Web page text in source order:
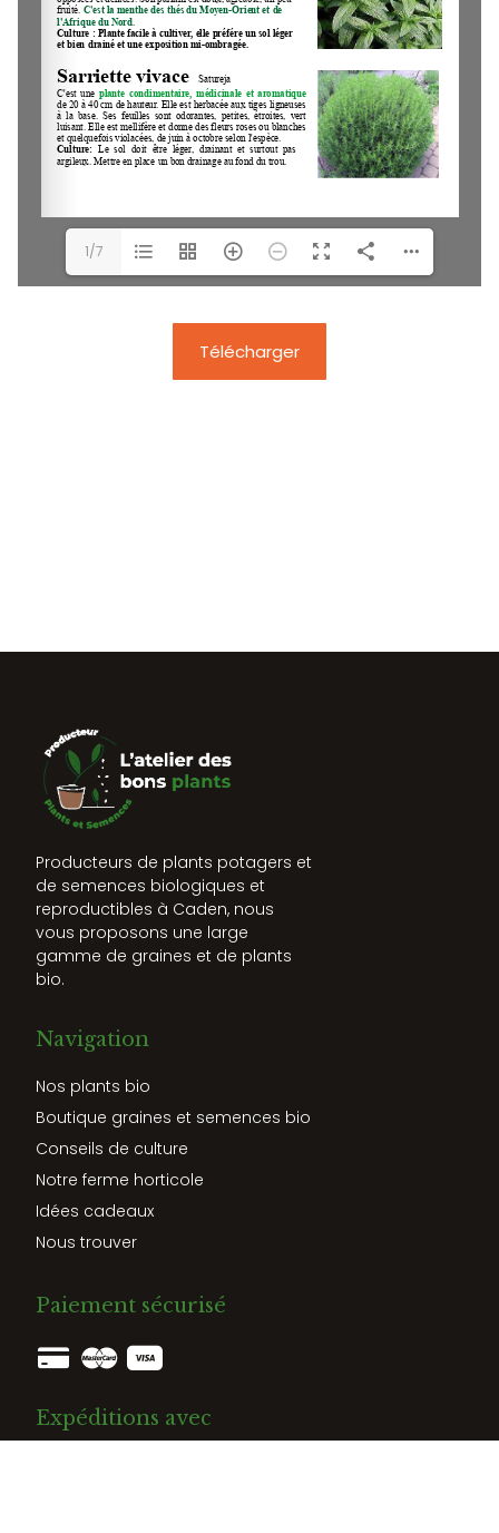
1/7
Télécharger
Producteurs de plants potagers et
de semences biologiques et
reproductibles à Caden, nous
vous proposons une large
gamme de graines et de plants
bio.
Navigation
Nos plants bio
Boutique graines et semences bio
Conseils de culture
Notre ferme horticole
Idées cadeaux
Nous trouver
Paiement sécurisé
Expéditions avec